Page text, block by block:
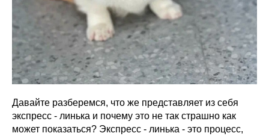
Давайте разберемся, что же представляет из себя
экспресс - линька и почему это не так страшно как
может показаться? Экспресс - линька - это процесс,